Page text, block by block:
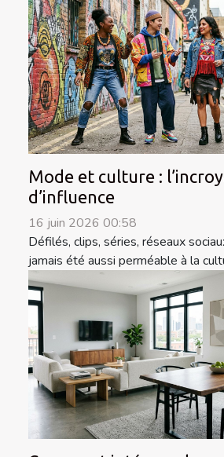
Mode et culture :
d’influence
16 juin 2026 00:58
Défilés, clips, séries, réseaux
jamais été aussi perméable à la